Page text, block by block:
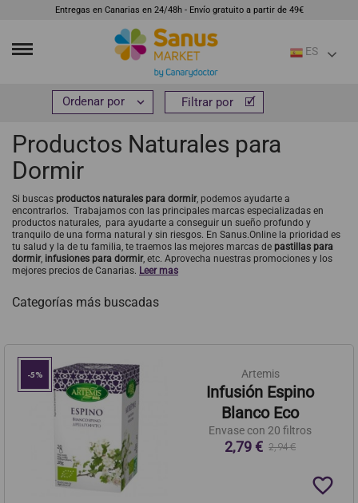
Entregas en Canarias en 24/48h - Envío gratuito a partir de 49€
ES
R Productos Naturales para Dormir
Productos Naturales para
Dormir
Si buscas productos naturales para dormir, podemos ayudarte a
encontrarlos. Trabajamos con las principales marcas especializadas en
productos naturales, para ayudarte a conseguir un sueño profundo y
tranquilo de una forma natural y sin riesgos. En Sanus.Online la prioridad es
tu salud y la de tu familia, te traemos las mejores marcas de pastillas para
dormir, infusiones para dormir, etc. Aprovecha nuestras promociones y los
mejores precios de Canarias. Leer mas
Categorías más buscadas
 Filtrar por
-5% Artemis
Infusión Espino
Blanco Eco
Envase con 20 filtros
2,79 € 2,94 €
favorite_border
 Filtrar por